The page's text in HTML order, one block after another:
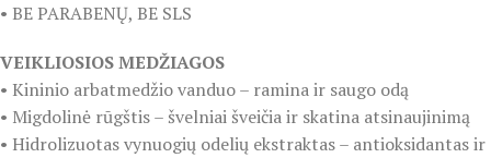
• BE PARABENŲ, BE SLS
VEIKLIOSIOS MEDŽIAGOS
• Kininio arbatmedžio vanduo – ramina ir saugo odą
• Migdolinė rūgštis – švelniai šveičia ir skatina atsinaujinimą
• Hidrolizuotas vynuogių odelių ekstraktas – antioksidantas ir